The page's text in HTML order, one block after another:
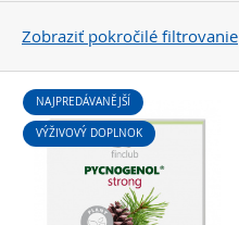
Zobraziť pokročilé filtrovanie
NAJPREDÁVANĚJŠÍ
VÝŽIVOVÝ DOPLNOK